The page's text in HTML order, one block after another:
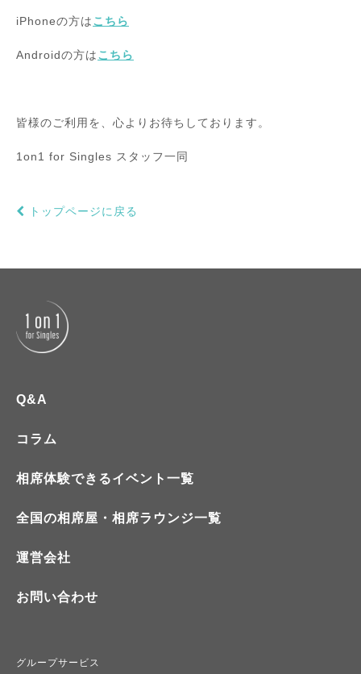
iPhoneの方はこちら
Androidの方はこちら
皆様のご利用を、心よりお待ちしております。
1on1 for Singles スタッフ一同
トップページに戻る
Q&A
コラム
相席体験できるイベント一覧
全国の相席屋・相席ラウンジ一覧
運営会社
お問い合わせ
グループサービス